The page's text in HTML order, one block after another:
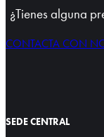
¿Tienes alguna
CONTACTA CON
SEDE CENTRAL